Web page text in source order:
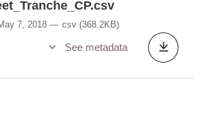
7, 2018 csv (368.2KB)
See metadata